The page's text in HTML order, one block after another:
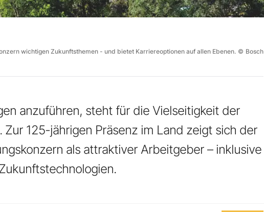
wichtigen Zukunftsthemen - und bietet Karriereoptionen auf allen Ebenen. © Bosch
anzuführen, steht für die Vielseitigkeit der
125-jährigen Präsenz im Land zeigt sich der
als attraktiver Arbeitgeber – inklusive